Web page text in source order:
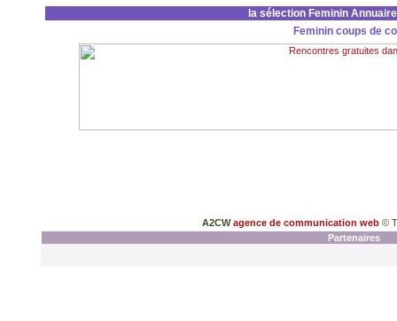
la sélection Feminin
Feminin coups de
A2CWagence de communication web ©
Partenaires